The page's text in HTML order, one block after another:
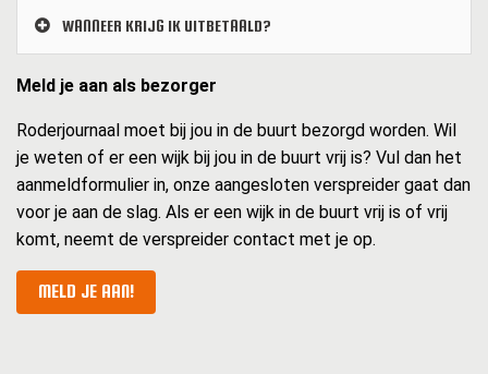
WANNEER KRIJG IK UITBETAALD?
Meld je aan als bezorger
Roderjournaal moet bij jou in de buurt bezorgd worden. Wil
je weten of er een wijk bij jou in de buurt vrij is? Vul dan het
aanmeldformulier in, onze aangesloten verspreider gaat dan
voor je aan de slag. Als er een wijk in de buurt vrij is of vrij
komt, neemt de verspreider contact met je op.
MELD JE AAN!